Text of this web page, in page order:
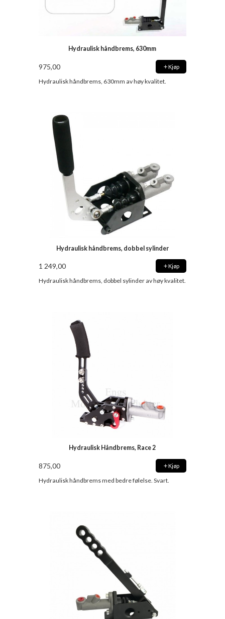
Hydraulisk håndbrems, 630mm
975,00 Kjøp
Hydraulisk håndbrems, 630mm av høy kvalitet.
Hydraulisk håndbrems, dobbel sylinder
1 249,00 Kjøp
Hydraulisk håndbrems, dobbel sylinder av høy kvalitet.
Hydraulisk Håndbrems, Race 2
875,00 Kjøp
Hydraulisk håndbrems med bedre følelse. Svart.